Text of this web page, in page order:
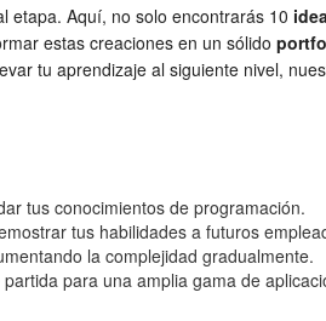
etapa. Aquí, no solo encontrarás 10
estas creaciones en un sólido
tu aprendizaje al siguiente nivel,
tus conocimientos de programación.
tus habilidades a futuros
la complejidad gradualmente.
para una amplia gama de